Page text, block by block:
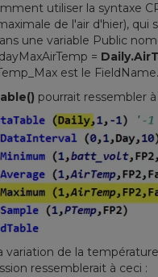
utiliser la syntaxe
de l'air d'hier), qui
une variable Public
=
est le FieldName.
pourrait ressembler à
variation de la
ressemblerait à ceci :